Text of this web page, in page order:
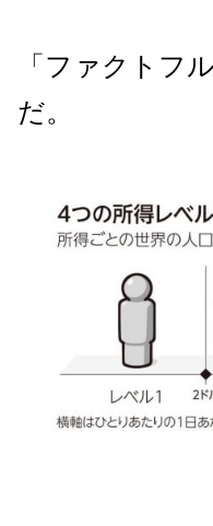
「ファクトフ
だ。